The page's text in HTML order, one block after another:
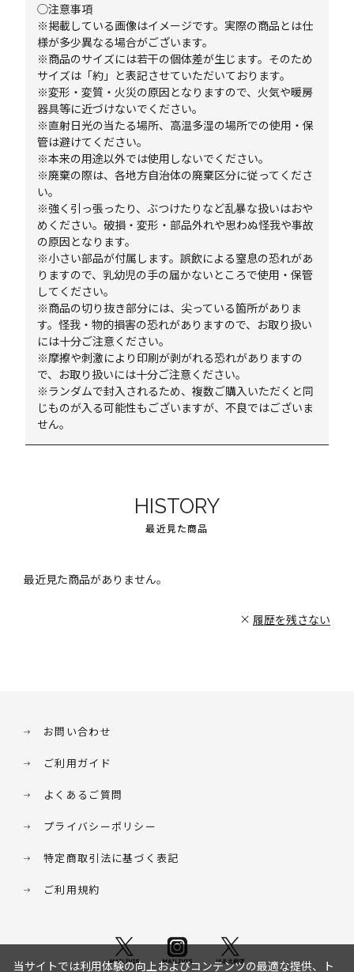
◯注意事項
※掲載している画像はイメージです。実際の商品とは仕
様が多少異なる場合がございます。
※商品のサイズには若干の個体差が生じます。そのため
サイズは「約」と表記させていただいております。
※変形・変質・火災の原因となりますので、火気や暖房
器具等に近づけないでください。
※直射日光の当たる場所、高温多湿の場所での使用・保
管は避けてください。
※本来の用途以外では使用しないでください。
※廃棄の際は、各地方自治体の廃棄区分に従ってくださ
い。
※強く引っ張ったり、ぶつけたりなど乱暴な扱いはおや
めください。破損・変形・部品外れや思わぬ怪我や事故
の原因となります。
※小さい部品が付属します。誤飲による窒息の恐れがあ
りますので、乳幼児の手の届かないところで使用・保管
してください。
※商品の切り抜き部分には、尖っている箇所がありま
す。怪我・物的損害の恐れがありますので、お取り扱い
には十分ご注意ください。
※摩擦や刺激により印刷が剥がれる恐れがありますの
で、お取り扱いには十分ご注意ください。
※ランダムで封入されるため、複数ご購入いただくと同
じものが入る可能性もございますが、不良ではございま
せん。
HISTORY
最近見た商品
最近見た商品がありません。
履歴を残さない
お問い合わせ
ご利用ガイド
よくあるご質問
プライバシーポリシー
特定商取引法に基づく表記
ご利用規約
当サイトでは利用体験の向上およびコンテンツの最適な提供、ト